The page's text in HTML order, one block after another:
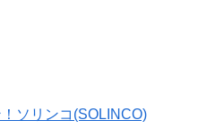
ソリンコ(SOLINCO)